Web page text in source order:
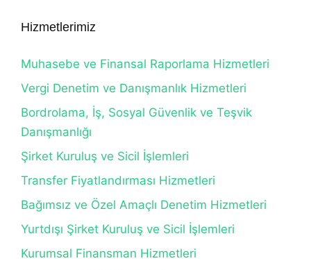
Hizmetlerimiz
Muhasebe ve Finansal Raporlama Hizmetleri
Vergi Denetim ve Danışmanlık Hizmetleri
Bordrolama, İş, Sosyal Güvenlik ve Teşvik
Danışmanlığı
Şirket Kuruluş ve Sicil İşlemleri
Transfer Fiyatlandırması Hizmetleri
Bağımsız ve Özel Amaçlı Denetim Hizmetleri
Yurtdışı Şirket Kuruluş ve Sicil İşlemleri
Kurumsal Finansman Hizmetleri